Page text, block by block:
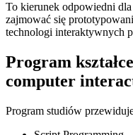
To kierunek odpowiedni
zajmować się
technologi interaktywnych
Program
computer
Program studiów